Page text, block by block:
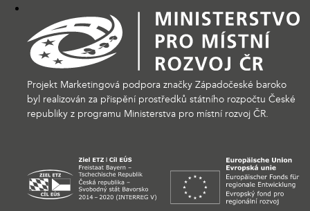
Projekt Marketingová podpora značky Západočeské baroko
byl realizován za přispění prostředků státního rozpočtu České
republiky z programu Ministerstva pro místní rozvoj ČR.